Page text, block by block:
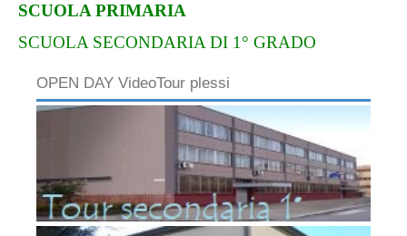
OPEN DAY VideoTour plessi
SCUOLA PRIMARIA
SCUOLA SECONDARIA DI 1° GRADO